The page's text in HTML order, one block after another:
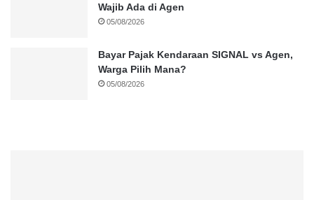
Wajib Ada di Agen
05/08/2026
Bayar Pajak Kendaraan SIGNAL vs Agen,
Warga Pilih Mana?
05/08/2026